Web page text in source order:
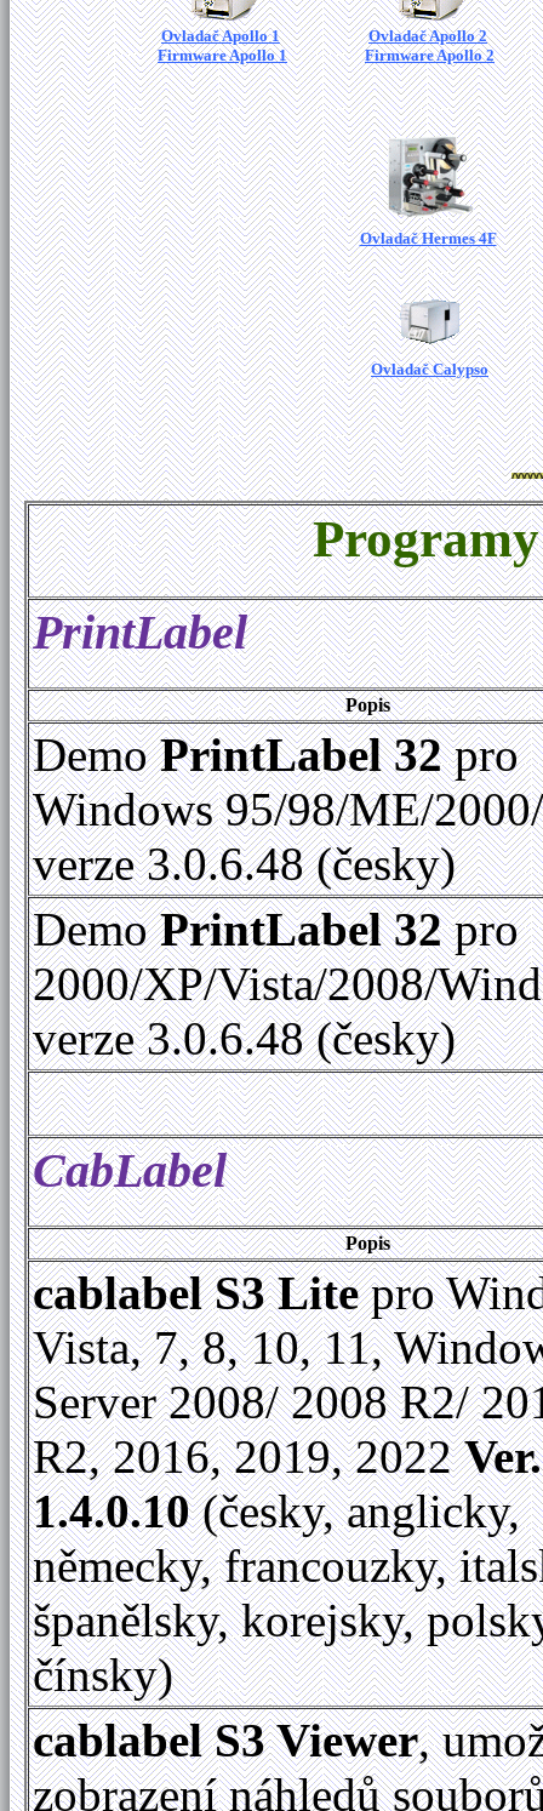
Ovladač Apollo 1
Firmware Apollo 1
Ovladač Apollo 2
Firmware Apollo 2
Ovladač Hermes 4F
Ovladač Calypso
PrintLabel
Popis
DemoPrintLabel 32pro
Windows 95/98/ME/
verze 3.0.6.48 (česky)
DemoPrintLabel 32pro
2000/XP/Vista/2008/
verze 3.0.6.48 (česky)
CabLabel
Popis
cablabel S3 Litepro
Vista, 7, 8, 10, 11,
Server 2008/ 2008 R2/
R2, 2016, 2019, 2022Ver.
1.4.0.10(česky, anglicky,
německy, francouzky,
španělsky, korejsky,
čínsky)
cablabel S3 Viewer,
zobrazení náhledů